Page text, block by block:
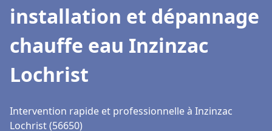
installation et dépannage
chauffe eau Inzinzac
Lochrist
Intervention rapide et professionnelle à Inzinzac
Lochrist (56650)